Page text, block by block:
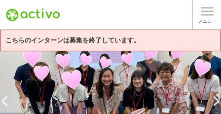

メニュー
こちらのインターンは募集を終了しています。
基本情報 募集詳細